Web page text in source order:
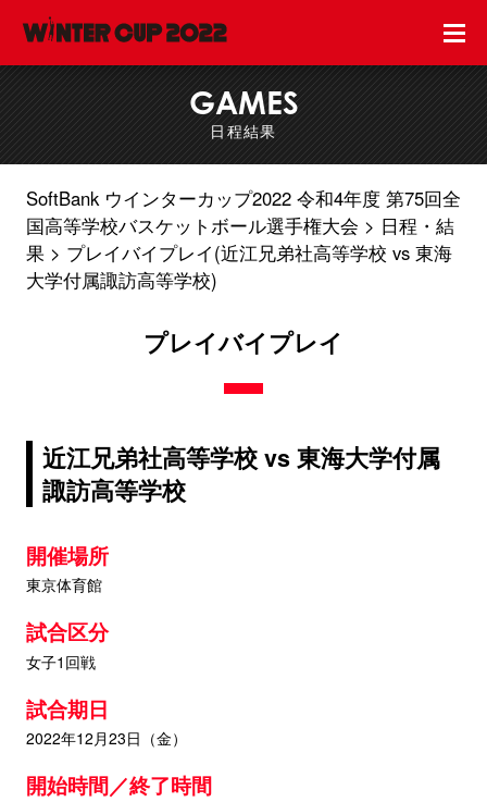
GAMES
日程結果
SoftBank ウインターカップ2022 令和4年度 第75回全
国高等学校バスケットボール選手権大会
日程・結
果
プレイバイプレイ(近江兄弟社高等学校 vs 東海
大学付属諏訪高等学校)
プレイバイプレイ
近江兄弟社高等学校 vs 東海大学付属
諏訪高等学校
開催場所
東京体育館
試合区分
女子1回戦
試合期日
2022年12月23日（金）
開始時間／終了時間